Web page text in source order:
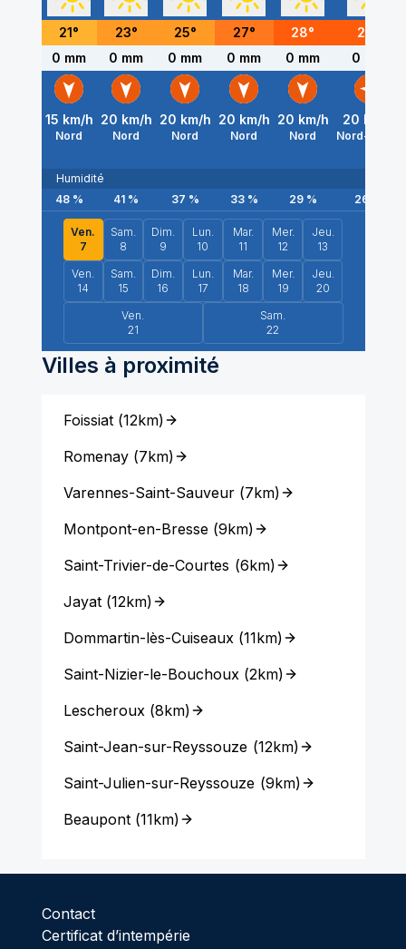
21° 23° 25° 27° 28° 29
0 mm
0 mm 0 mm 0 mm 0 mm 0 mm
15 km/h
Nord
20 km/h
Nord
20 km/h
Nord
20 km/h
Nord
20 km/h
Nord
20 km/h
Nord-Ouest
Humidité
48% 41 % 37 % 33% 29% 26
Ven.
7
Sam.
8
Dim.
9
Lun.
10
Mar.
11
Mer.
12
Jeu.
13
Ven.
14
Sam.
15
Dim.
16
Lun.
17
Mar.
18
Mer.
19
Jeu.
20
Ven.
21
Sam.
22
Villes à proximité
Foissiat(12km)
Romenay(7km)
Varennes-Saint-Sauveur(7km)
Montpont-en-Bresse(9km)
Saint-Trivier-de-Courtes (6km)
Jayat(12km)
Dommartin-lès-Cuiseaux(11km)
Saint-Nizier-le-Bouchoux(2km)
Lescheroux(8km)
Saint-Jean-sur-Reyssouze (12km)
Saint-Julien-sur-Reyssouze (9km)
Beaupont(11km)
Contact
Certificat d’intempérie